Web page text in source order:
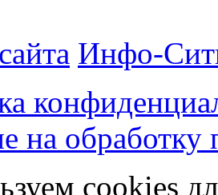
Инфо-
на
cookies